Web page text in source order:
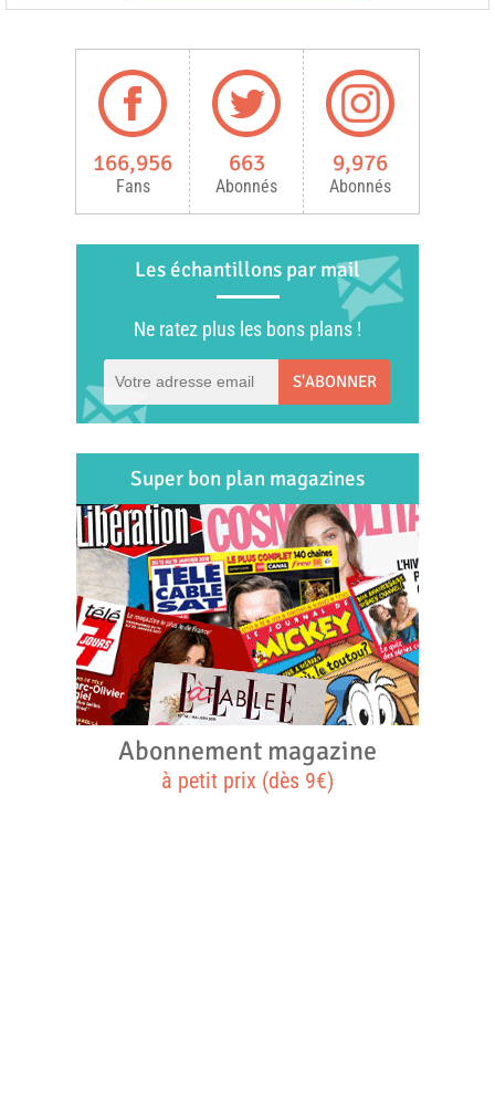
166,956
Fans
663
Abonnés
9,976
Abonnés
Les échantillons par mail
Ne ratez plus les bons plans !
S'ABONNER
Super bon plan magazines
Abonnement magazine
à petit prix (dès 9€)